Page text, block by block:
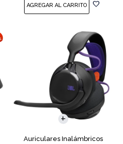
Auriculares Inalámbricos